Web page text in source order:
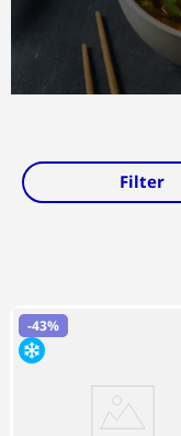
Filter
-43%